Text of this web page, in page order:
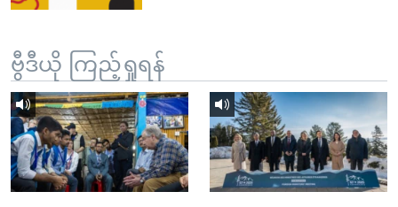
ဗွီဒီယို ကြည့်ရှုရန်